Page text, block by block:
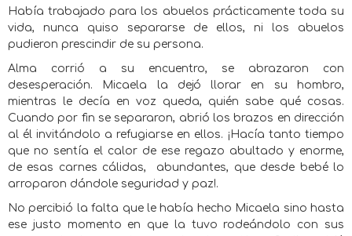
Había trabajado para los abuelos prácticamente toda su
vida, nunca quiso separarse de ellos, ni los abuelos
pudieron prescindir de su persona.
Alma corrió a su encuentro, se abrazaron con
desesperación. Micaela la dejó llorar en su hombro,
mientras le decía en voz queda, quién sabe qué cosas.
Cuando por fin se separaron, abrió los brazos en dirección
al él invitándolo a refugiarse en ellos. ¡Hacía tanto tiempo
que no sentía el calor de ese regazo abultado y enorme,
de esas carnes cálidas,
abundantes, que desde bebé lo
arroparon dándole seguridad y paz!.
No percibió la falta que le había hecho Micaela sino hasta
ese justo momento en que la tuvo rodeándolo con sus